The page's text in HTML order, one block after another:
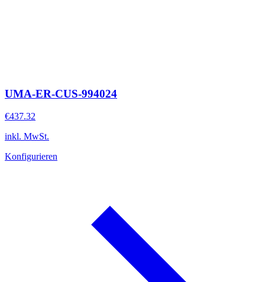
UMA-ER-CUS-994024
€437.32
inkl. MwSt.
Konfigurieren